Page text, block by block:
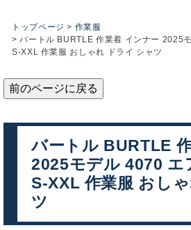
トップページ
作業服
バートル BURTLE 作業着 インナー 2025
S-XXL 作業服 おしゃれ ドライ シャツ
前のページに戻る
バートル BURTLE
2025モデル 4070 エ
S-XXL 作業服 おし
ツ